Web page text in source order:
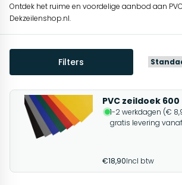
Ontdek het ruime en voordelige aanbod aan
Dekzeilenshop.nl.
Filters
PVC zeildoek
1-2 werkdagen (€
gratis levering
€18,90Incl btw